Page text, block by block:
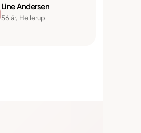
Line Andersen
56 år, Hellerup